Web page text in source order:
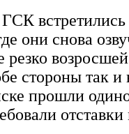
они снова
резко
стороны так и
прошли
отставки